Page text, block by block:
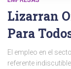
Lizarran
Para
El empleo en el
referente